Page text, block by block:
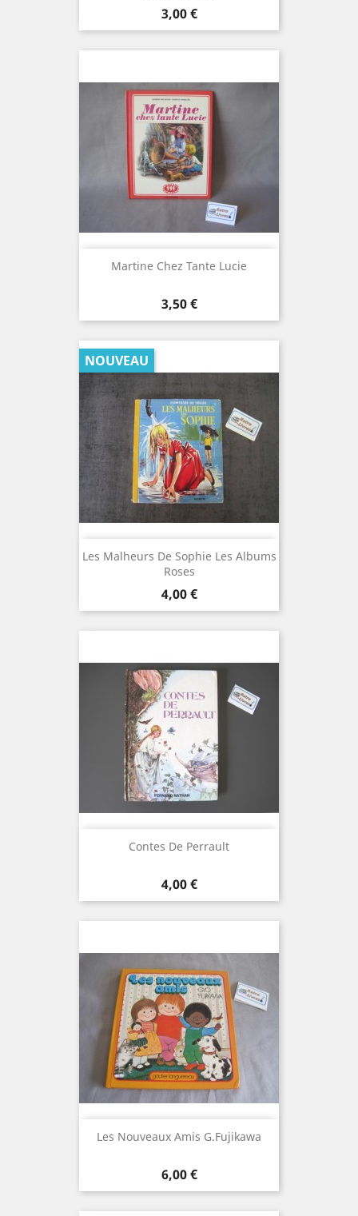
Prix
3,00 €
Martine Chez Tante Lucie
Prix
3,50 €
Les Malheurs De Sophie Les Albums
Roses
Prix
4,00 €
NOUVEAU
Contes De Perrault
Prix
4,00 €
Les Nouveaux Amis G.Fujikawa
Prix
6,00 €